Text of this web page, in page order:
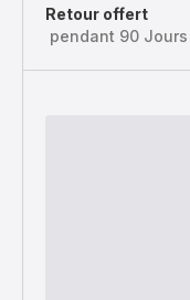
Retour offert
pendant 90 Jours